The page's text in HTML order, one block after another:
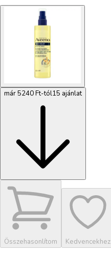
már 5240 Ft-tól15 ajánlat
Összehasonlítom Kedvencekhez